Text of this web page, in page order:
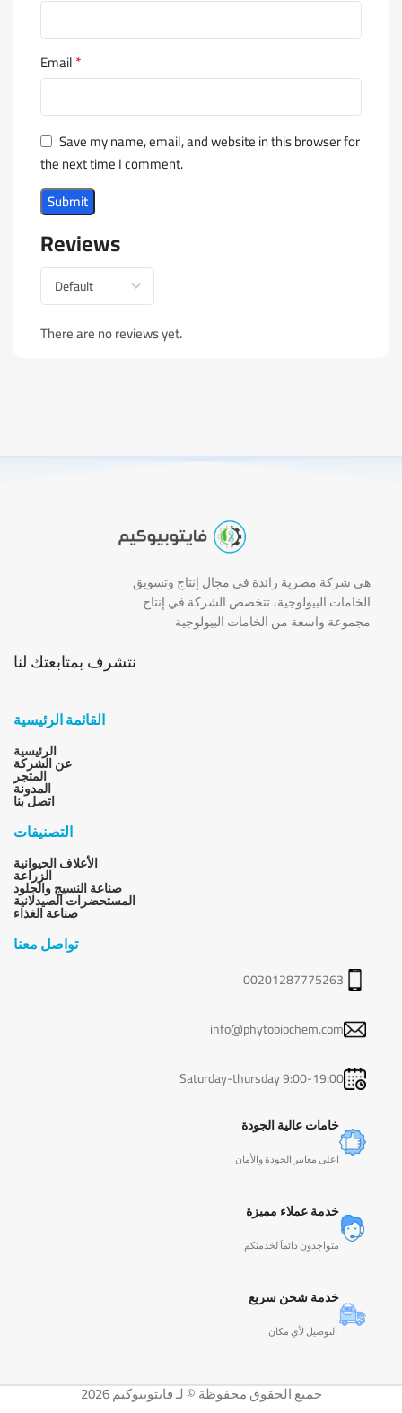
Reviews
There are no reviews yet.
Email*
Save my name, email, and website in this browser for
the next time I comment.
هي شركة مصرية رائدة في مجال إنتاج وتسويق
الخامات البيولوجية، تتخصص الشركة في إنتاج
مجموعة واسعة من الخامات البيولوجية
نتشرف بمتابعتك لنا
القائمة الرئيسية
الرئيسية
عن الشركة
المتجر
المدونة
اتصل بنا
التصنيفات
الأعلاف الحيوانية
الزراعة
صناعة النسيج والجلود
المستحضرات الصيدلانية
صناعة الغذاء
تواصل معنا
00201287775263
info@phytobiochem.com
Saturday-thursday 9:00-19:00
خامات عالية الجودة
اعلى معايير الجودة والأمان
خدمة عملاء مميزة
متواجدون دائماَ لخدمتكم
خدمة شحن سريع
جميع الحقوق محفوظة © لـ فايتوبيوكيم 2026